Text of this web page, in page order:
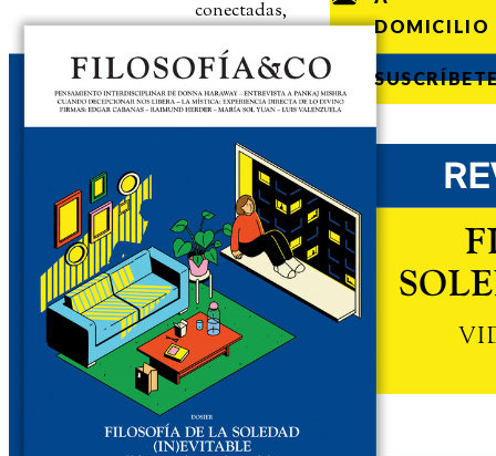
conectadas,
desvinculadas
DOMICILIO